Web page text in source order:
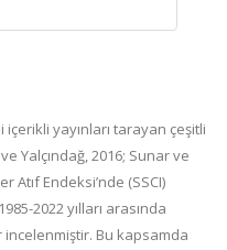
yayınları tarayan çeşitli
Yalçındağ, 2016; Sunar ve
Atıf Endeksi’nde (SSCI)
2022 yılları arasında
incelenmiştir. Bu kapsamda